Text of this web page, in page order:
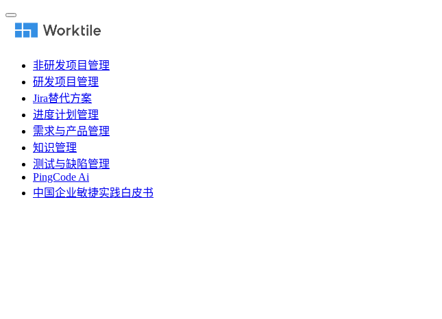
非研发项目管理
研发项目管理
Jira替代方案
进度计划管理
需求与产品管理
知识管理
测试与缺陷管理
PingCode Ai
中国企业敏捷实践白皮书